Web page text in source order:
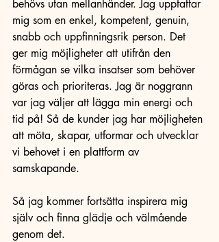
behövs utan mellanhänder. Jag uppfattar
mig som en enkel, kompetent, genuin,
snabb och uppfinningsrik person. Det
ger mig möjligheter att utifrån den
förmågan se vilka insatser som behöver
göras och prioriteras. Jag är noggrann
var jag väljer att lägga min energi och
tid på! Så de kunder jag har möjligheten
att möta, skapar, utformar och utvecklar
vi behovet i en plattform av
samskapande.
Så jag kommer fortsätta inspirera mig
själv och finna glädje och välmående
genom det.